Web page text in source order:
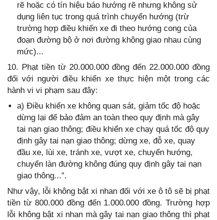
rẽ hoặc có tín hiệu báo hướng rẽ nhưng không sử
dụng liên tục trong quá trình chuyển hướng (trừ
trường hợp điều khiển xe đi theo hướng cong của
đoạn đường bộ ở nơi đường không giao nhau cùng
mức)...
10. Phạt tiền từ 20.000.000 đồng đến 22.000.000 đồng
đối với người điều khiển xe thực hiện một trong các
hành vi vi phạm sau đây:
a) Điều khiển xe không quan sát, giảm tốc độ hoặc
dừng lại để bảo đảm an toàn theo quy định mà gây
tai nạn giao thông; điều khiển xe chạy quá tốc độ quy
định gây tai nạn giao thông; dừng xe, đỗ xe, quay
đầu xe, lùi xe, tránh xe, vượt xe, chuyển hướng,
chuyển làn đường không đúng quy định gây tai nạn
giao thông...”.
Như vậy, lỗi không bật xi nhan đối với xe ô tô sẽ bị phạt
tiền từ 800.000 đồng đến 1.000.000 đồng. Trường hợp
lỗi không bật xi nhan mà gây tai nạn giao thông thì phạt